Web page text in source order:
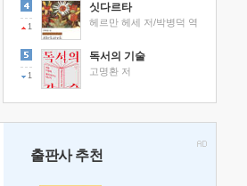
1
싯다르타
헤르만 헤세 저/박병덕 역
1
독서의 기술
고명환 저
출판사 추천